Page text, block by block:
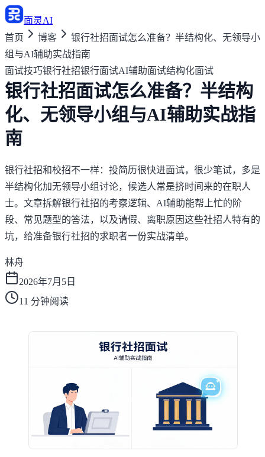
面灵AI
首页
博客
银行社招面试怎么准备？半结构化、无领导小
组与AI辅助实战指南
面试技巧银行社招银行面试AI辅助面试结构化面试
银行社招面试怎么准备？半结构
化、无领导小组与AI辅助实战指
南
银行社招和校招不一样：投简历很快进面试，很少笔试，多是
半结构化加无领导小组讨论，候选人常是挤时间来的在职人
士。文章拆解银行社招的考察逻辑、AI辅助能帮上忙的阶
段、常见题型的答法，以及请假、离职原因这些社招人特有的
坑，给准备银行社招的求职者一份实战清单。
林舟
2026年7月5日
11 分钟阅读